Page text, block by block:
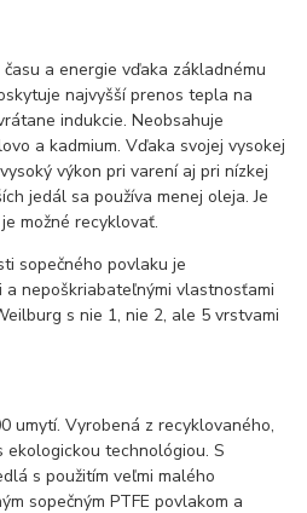
a energie vďaka základnému
najvyšší prenos tepla na
indukcie. Neobsahuje
a kadmium. Vďaka svojej vysokej
výkon pri varení aj pri nízkej
jedál sa používa menej oleja. Je
možné recyklovať.
sopečného povlaku je
nepoškriabateľnými vlastnosťami
s nie 1, nie 2, ale 5 vrstvami
umytí. Vyrobená z recyklovaného,
technológiou. S
s použitím veľmi malého
sopečným PTFE povlakom a